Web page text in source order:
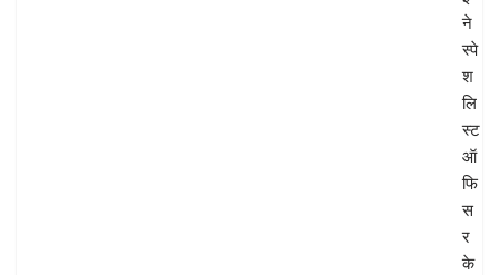
ने
स्पे
श
लि
स्ट
ऑ
फि
स
र
के